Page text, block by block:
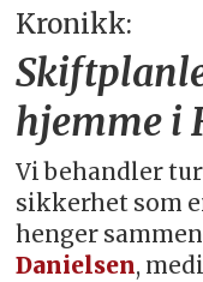
Kronikk:
hjemme i
Vi behandler
sikkerhet som
henger
Danielsen,